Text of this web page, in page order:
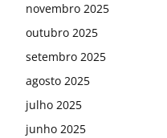
novembro 2025
outubro 2025
setembro 2025
agosto 2025
julho 2025
junho 2025